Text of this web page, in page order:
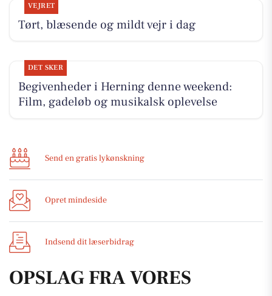
VEJRET
Tørt, blæsende og mildt vejr i dag
DET SKER
Begivenheder i Herning denne weekend:
Film, gadeløb og musikalsk oplevelse
Send en gratis lykønskning
Opret mindeside
Indsend dit læserbidrag
OPSLAG FRA VORES